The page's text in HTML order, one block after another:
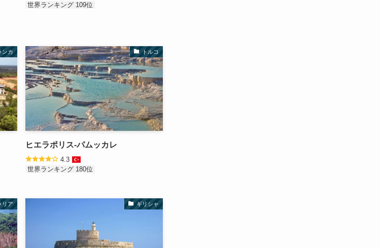
世界ランキング 109位
ンカ トルコ
ヒエラポリス-パムッカレ
4.3
世界ランキング 180位
リア ギリシャ